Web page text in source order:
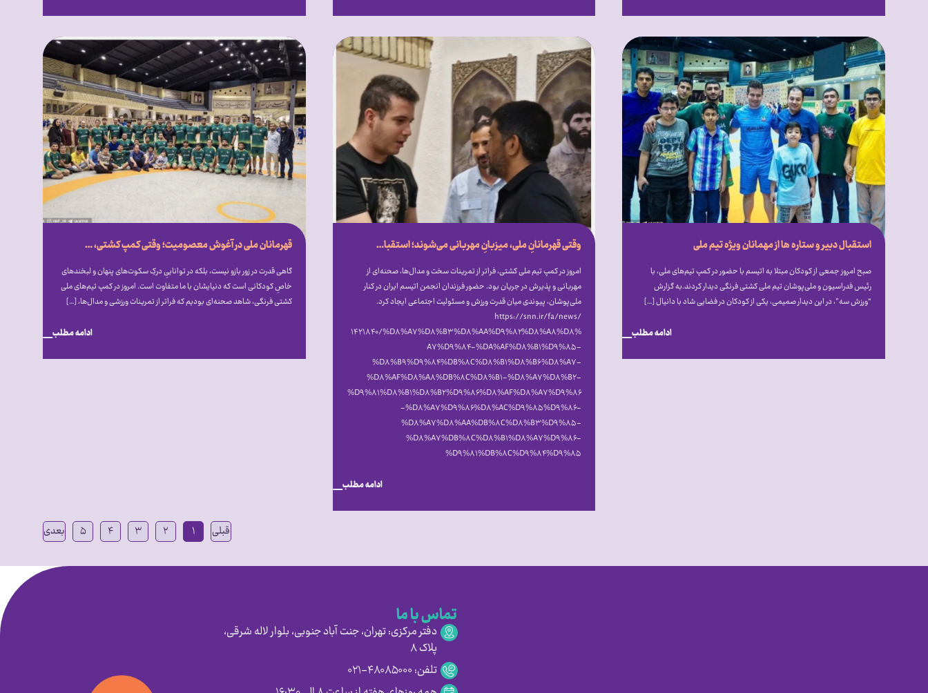
استقبال دبیر و ستاره ها از مهمانان ویژه تیم ملی
صبح امروز جمعی از کودکان مبتلا به اتیسم با حضور در کمپ تیم‌های ملی، با
رئیس فدراسیون و ملی‌پوشان تیم ملی کشتی فرنگی دیدار کردند.به گزارش
“ورزش سه”، در این دیدار صمیمی، یکی از کودکان در فضایی شاد با دانیال […]
ادامه مطلب
وقتی قهرمانانِ ملی، میزبانِ مهربانی می‌شوند؛ استقبال گرم علیرضا دبیر از فرزندان انجمن اتیسم ایران [همراه با فیلم]
امروز در کمپ تیم ملی کشتی، فراتر از تمرینات سخت و مدال‌ها، صحنه‌ای از
مهربانی و پذیرش در جریان بود. حضور فرزندان انجمن اتیسم ایران در کنار
ملی‌پوشان، پیوندی میان قدرت ورزش و مسئولیت اجتماعی ایجاد کرد.
https://snn.ir/fa/news/
۱۴۲۱۸۴۰/%D۸%A۷%D۸%B۳%D۸%AA%D۹%۸۲%D۸%A۸%D۸%
A۷%D۹%۸۴-%DA%AF%D۸%B۱%D۹%۸۵-
%D۸%B۹%D۹%۸۴%DB%۸C%D۸%B۱%D۸%B۶%D۸%A۷-
%D۸%AF%D۸%A۸%DB%۸C%D۸%B۱-%D۸%A۷%D۸%B۲-
%D۹%۸۱%D۸%B۱%D۸%B۲%D۹%۸۶%D۸%AF%D۸%A۷%D۹%۸۶
-%D۸%A۷%D۹%۸۶%D۸%AC%D۹%۸۵%D۹%۸۶-
%D۸%A۷%D۸%AA%DB%۸C%D۸%B۳%D۹%۸۵-
%D۸%A۷%DB%۸C%D۸%B۱%D۸%A۷%D۹%۸۶-
%D۹%۸۱%DB%۸C%D۹%۸۴%D۹%۸۵
ادامه مطلب
قهرمانان ملی در آغوش معصومیت؛ وقتی کمپ کشتی، میزبان دنیای متفاوت اتیسم شد
گاهی قدرت در زور بازو نیست، بلکه در تواناییِ درکِ سکوت‌های پنهان و لبخندهای
خاصِ کودکانی است که دنیایشان با ما متفاوت است. امروز در کمپ تیم‌های ملی
کشتی فرنگی، شاهد صحنه‌ای بودیم که فراتر از تمرینات ورزشی و مدال‌ها، […]
ادامه مطلب
قبلی ۱ ۲ ۳ ۴ ۵ بعدی
تماس با ما
دفتر مرکزی: تهران، جنت آباد جنوبی، بلوار لاله شرقی،
پلاک ۸
تلفن: ۴۸۰۸۵۰۰۰-۰۲۱